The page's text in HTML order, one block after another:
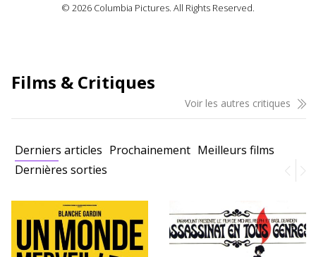
© 2026 Columbia Pictures. All Rights Reserved.
Films & Critiques
Voir les autres critiques
Derniers articles Prochainement Meilleurs films
Dernières sorties